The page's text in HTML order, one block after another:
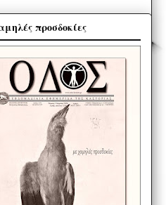
προσδοκίες